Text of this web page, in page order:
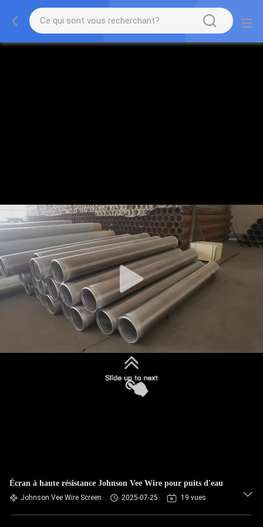
Écran à haute résistance Johnson Vee Wire pour puits d'eau
Johnson Vee Wire Screen 2025-07-25 19 vues